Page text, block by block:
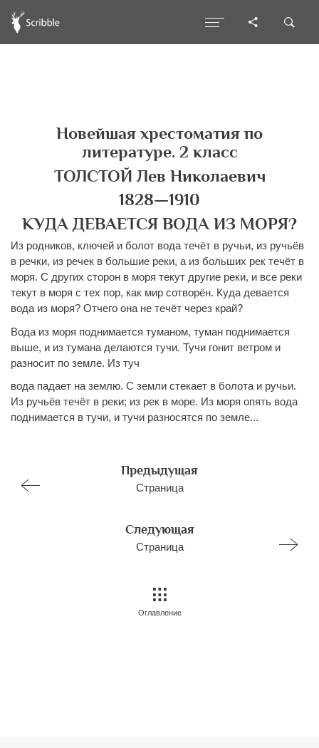
Новейшая хрестоматия по
литературе. 2 класс
ТОЛСТОЙ Лев Николаевич
1828—1910
КУДА ДЕВАЕТСЯ ВОДА ИЗ МОРЯ?
Из родников, ключей и болот вода течёт в ручьи, из ручьёв
в речки, из речек в большие реки, а из больших рек течёт в
моря. С других сторон в моря текут другие реки, и все реки
текут в моря с тех пор, как мир сотворён. Куда девается
вода из моря? Отчего она не течёт через край?
Вода из моря поднимается туманом, туман поднимается
выше, и из тумана делаются тучи. Тучи гонит ветром и
разносит по земле. Из туч
вода падает на землю. С земли стекает в болота и ручьи.
Из ручьёв течёт в реки; из рек в море. Из моря опять вода
поднимается в тучи, и тучи разносятся по земле...
Предыдущая
Страница
Следующая
Страница
Оглавление